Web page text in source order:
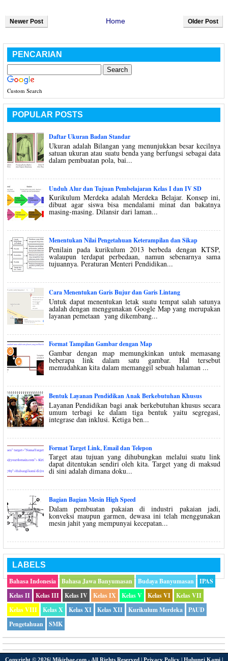
Newer Post Older Post
Home
PENCARIAN
Custom Search
POPULAR POSTS
Daftar Ukuran Badan Standar
Ukuran adalah Bilangan yang menunjukkan besar kecilnya
satuan ukuran atau suatu benda yang berfungsi sebagai data
dalam pembuatan pola, bai...
Unduh Alur dan Tujuan Pembelajaran Kelas I dan IV SD
Kurikulum Merdeka adalah Merdeka Belajar. Konsep ini,
dibuat agar siswa bisa mendalami minat dan bakatnya
masing-masing. Dilansir dari laman...
Menentukan Nilai Pengetahuan Keterampilan dan Sikap
Penilain pada kurikulum 2013 berbeda dengan KTSP,
walaupun terdapat perbedaan, namun sebenarnya sama
tujuannya. Peraturan Menteri Pendidikan...
Cara Menentukan Garis Bujur dan Garis Lintang
Untuk dapat menentukan letak suatu tempat salah satunya
adalah dengan menggunakan Google Map yang merupakan
layanan pemetaan yang dikembang...
Format Tampilan Gambar dengan Map
Gambar dengan map memungkinkan untuk memasang
beberapa link dalam satu gambar. Hal tersebut
memudahkan kita dalam memanggil sebuah halaman ...
Bentuk Layanan Pendidikan Anak Berkebutuhan Khusus
Layanan Pendidikan bagi anak berkebutuhan khusus secara
umum terbagi ke dalam tiga bentuk yaitu segregasi,
integrase dan inklusi. Ketiga ben...
Format Target Link, Email dan Telepon
Target atau tujuan yang dihubungkan melalui suatu link
dapat ditentukan sendiri oleh kita. Target yang di maksud
di sini adalah dimana doku...
Bagian Bagian Mesin High Speed
Dalam pembuatan pakaian di industri pakaian jadi,
konveksi maupun garmen, dewasa ini telah menggunakan
mesin jahit yang mempunyai kecepatan...
LABELS
Bahasa Indonesia
Bahasa Jawa Banyumasan Budaya Banyumasan
IPAS
Kelas II
Kelas III Kelas IV Kelas IX Kelas V Kelas VI
Kelas VII
Kelas VIII
Kelas X Kelas XI Kelas XII Kurikulum Merdeka
PAUD
Pengetahuan
SMK
Copyright © 2026| Mikirbae.com - All Rights Reserved | Privacy Policy | Hubungi Kami |